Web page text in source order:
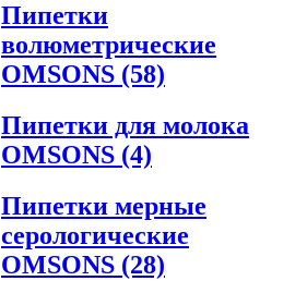
Пипетки
волюметрические
OMSONS (58)
Пипетки для молока
OMSONS (4)
Пипетки мерные
серологические
OMSONS (28)